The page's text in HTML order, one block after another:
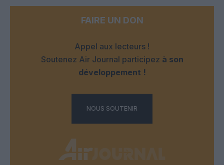
FAIRE UN DON
Appel aux lecteurs !
Soutenez Air Journal participez à son
développement !
NOUS SOUTENIR